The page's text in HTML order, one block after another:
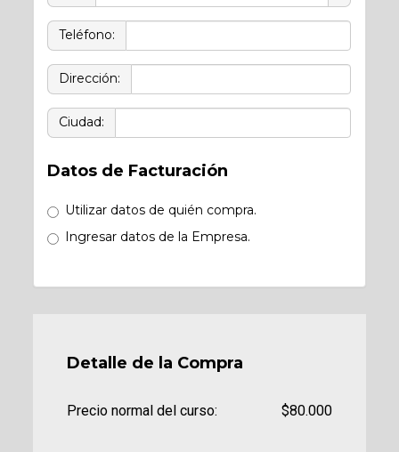
Teléfono:
Dirección:
Ciudad:
Datos de Facturación
Utilizar datos de quién compra.
Ingresar datos de la Empresa.
Detalle de la Compra
Precio normal del curso: $80.000